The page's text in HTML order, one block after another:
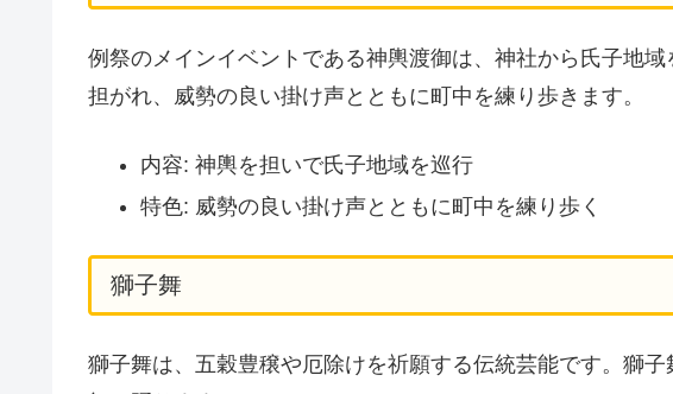
例祭のメインイベントである神輿渡御は、神社から氏子地
担がれ、威勢の良い掛け声とともに町中を練り歩きます。
内容: 神輿を担いで氏子地域を巡行
特色: 威勢の良い掛け声とともに町中を練り歩く
獅子舞
獅子舞は、五穀豊穣や厄除けを祈願する伝統芸能です。獅子